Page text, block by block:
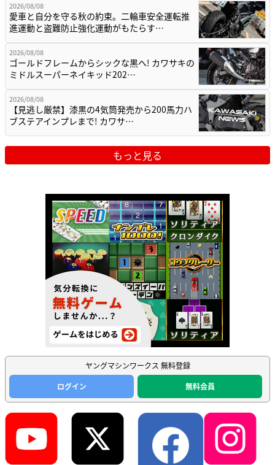
2026/08/08
愛車と自分を守る秋の約束。二輪車安全運転推
進運動と盗難防止強化運動がもたらす…
2026/08/08
ゴールドフレームからシックな黒へ! カワサキの
ミドルスーパーネイキッド202…
2026/08/08
【見逃し厳禁】漆黒の4気筒発売から200馬力ハ
ブステアインプレまで! カワサ…
もっと見る
ヤングマシンワークス 無料登録
ログイン
無料会員